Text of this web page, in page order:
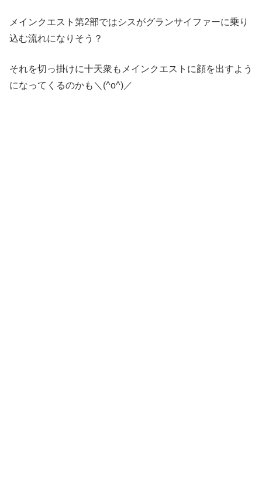
メインクエスト第2部ではシスがグランサイファーに乗り
込む流れになりそう？
それを切っ掛けに十天衆もメインクエストに顔を出すよう
になってくるのかも＼(^o^)／